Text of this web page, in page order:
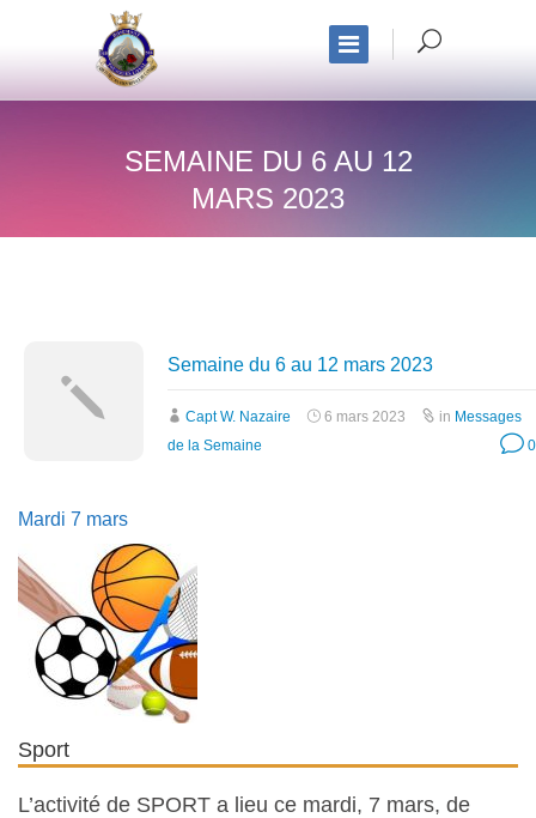
SEMAINE DU 6 AU 12
MARS 2023
Semaine du 6 au 12 mars 2023
Capt W. Nazaire 6 mars 2023 in Messages
de la Semaine
0
Mardi 7 mars
Sport
L’activité de SPORT a lieu ce mardi, 7 mars, de